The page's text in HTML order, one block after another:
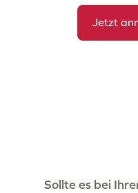
Jetzt
Sollte es bei